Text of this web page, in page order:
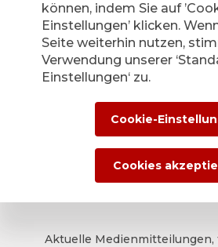
Die APG|SGA
Medienstelle
News und
Aktuelle Medienmitteilungen,
können, indem Sie auf
Einstellungen’ klicken.
Seite weiterhin nutzen,
Verwendung unserer
Einstellungen‘ zu.
Cookie-
Cookies